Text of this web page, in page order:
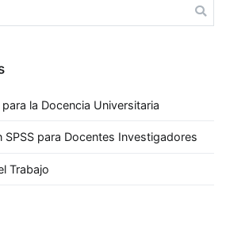
la Docencia Universitaria
para Docentes Investigadores
Trabajo